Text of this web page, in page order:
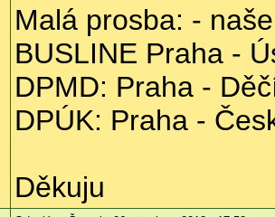
Malá prosba: -
BUSLINE Praha -
DPMD: Praha -
DPÚK: Praha -
Děkuju